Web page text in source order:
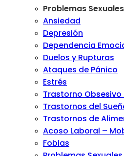
Problemas Sexuales
Ansiedad
Depresión
Dependencia
Duelos y Rupturas
Ataques de Pánico
Estrés
Trastorno
Trastornos del
Trastornos de
Acoso Laboral –
Fobias